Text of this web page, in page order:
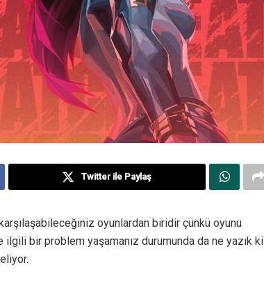
Twitter ile Paylaş
oyunlardan biridir çünkü oyunu
bir problem yaşamanız durumunda da ne yazık ki